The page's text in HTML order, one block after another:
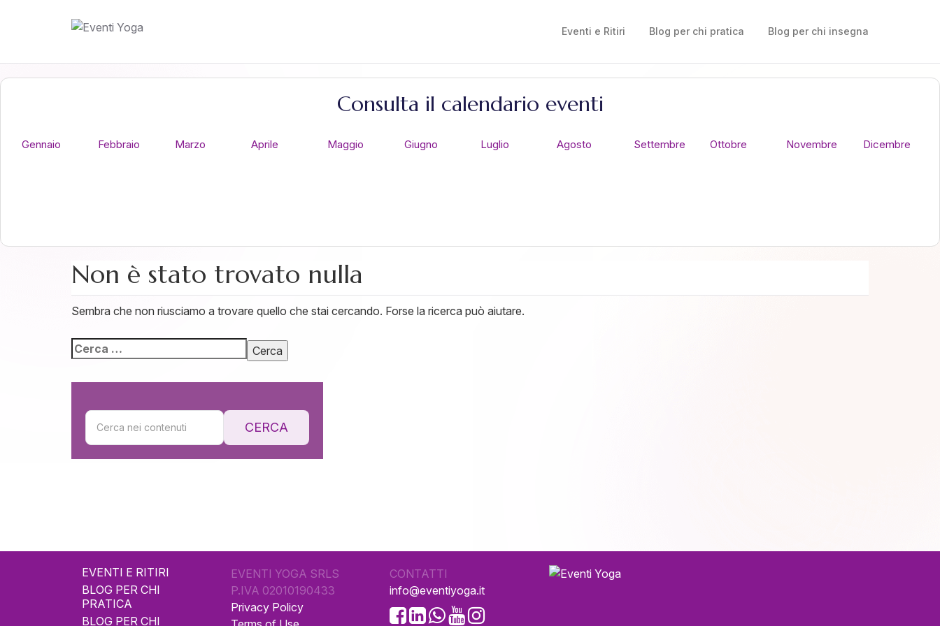
Eventi e Ritiri Blog per chi pratica Blog per chi insegna
Consulta il calendario eventi
Gennaio Febbraio Marzo Aprile Maggio Giugno Luglio Agosto Settembre Ottobre Novembre Dicembre
Non è stato trovato nulla
Sembra che non riusciamo a trovare quello che stai cercando. Forse la ricerca può aiutare.
CERCA
EVENTI E RITIRI
BLOG PER CHI
PRATICA
BLOG PER CHI
EVENTI YOGA SRLS
P.IVA 02010190433
Privacy Policy
CONTATTI
info@eventiyoga.it